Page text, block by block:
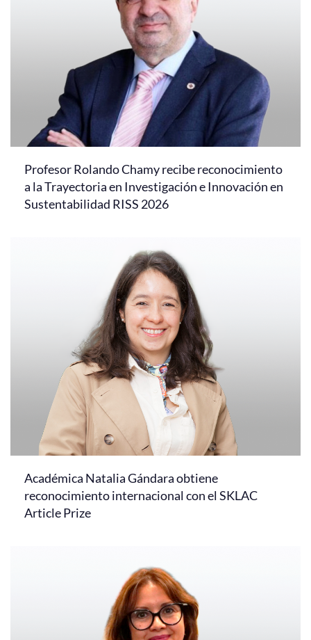
Profesor Rolando Chamy recibe reconocimiento
a la Trayectoria en Investigación e Innovación en
Sustentabilidad RISS 2026
Académica Natalia Gándara obtiene
reconocimiento internacional con el SKLAC
Article Prize